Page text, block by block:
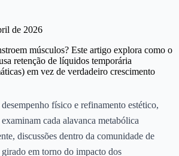
de 2026
músculos? Este artigo explora como o
retenção de líquidos temporária
em vez de verdadeiro crescimento
físico e refinamento estético,
cada alavanca metabólica
discussões dentro da comunidade de
em torno do impacto dos